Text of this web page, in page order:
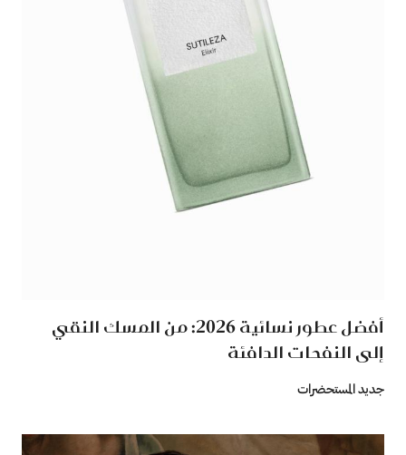
أفضل عطور نسائية 2026: من المسك النقي
إلى النفحات الدافئة
جديد المستحضرات